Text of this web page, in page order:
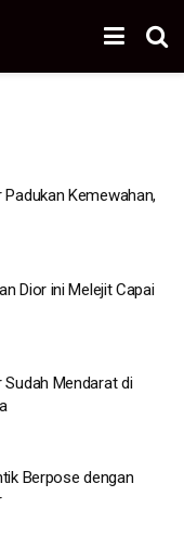
Kemewahan,
Dior ini Melejit Capai
Mendarat di
Berpose dengan